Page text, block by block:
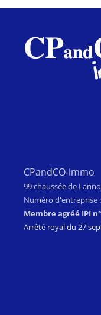
CPandCO-immo
99 chaussée de
Numéro d'entreprise
Membre agréé IPI
Arrêté royal du 27